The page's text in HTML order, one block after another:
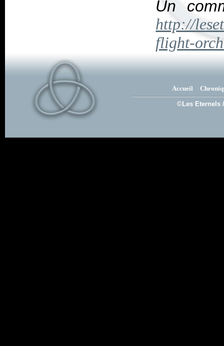
Un
http://
flight-
Accueil
©Les Eternels